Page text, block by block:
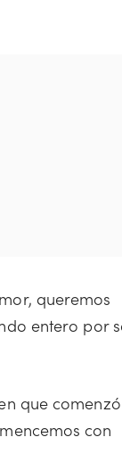
queremos
entero por
que comenzó
con